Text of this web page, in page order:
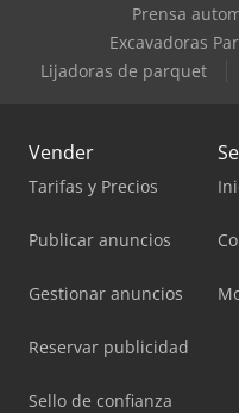
Prensa
Excavadoras
Lijadoras de parquet
Vender
Tarifas y Precios
Publicar anuncios
Gestionar anuncios
Reservar publicidad
Sello de confianza